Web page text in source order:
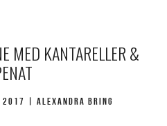
MED KANTARELLER &
| Alexandra Bring